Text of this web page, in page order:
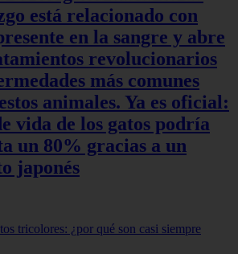
está relacionado con
en la sangre y abre
revolucionarios
más comunes
animales. Ya es oficial:
vida de los gatos podría
un 80% gracias a un
japonés